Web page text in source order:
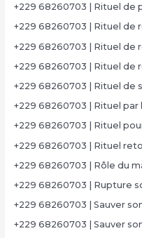
+229 68260703 | Rituel de
+229 68260703 | Rituel
+229 68260703 | Rituel de
+229 68260703 | Rituel de
+229 68260703 | Rituel de
+229 68260703 | Rituel par
+229 68260703 | Rituel
+229 68260703 | Rituel
+229 68260703 | Rôle du
+229 68260703 | Rupture
+229 68260703 | Sauver
+229 68260703 | Sauver